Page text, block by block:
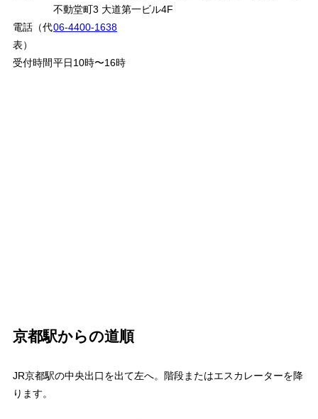
不動堂町3 大道第一ビル4F
電話（代
表）
06-4400-1638
受付時間平日10時〜16時
京都駅からの道順
JR京都駅の中央出口を出て左へ。階段またはエスカレーターを降
ります。